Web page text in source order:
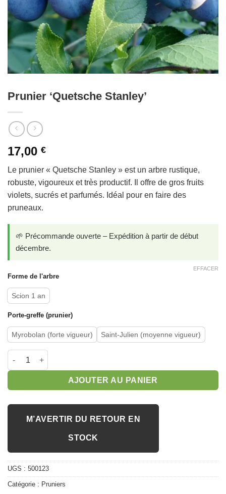
Prunier ‘Quetsche Stanley’
17,00 €
Le prunier « Quetsche Stanley » est un arbre rustique,
robuste, vigoureux et très productif. Il offre de gros fruits
violets, sucrés et parfumés. Idéal pour en faire des
pruneaux.
🌱 Précommande ouverte – Expédition à partir de début
décembre.
Forme de l'arbre
Scion 1 an
Porte-greffe (prunier)
Myrobolan (forte vigueur) Saint-Julien (moyenne vigueur)
EFFACER
quantité de Prunier 'Quetsche Stanley'
AJOUTER AU PANIER
M’AVERTIR DU RETOUR EN
STOCK
UGS : 500123
Catégorie : Pruniers